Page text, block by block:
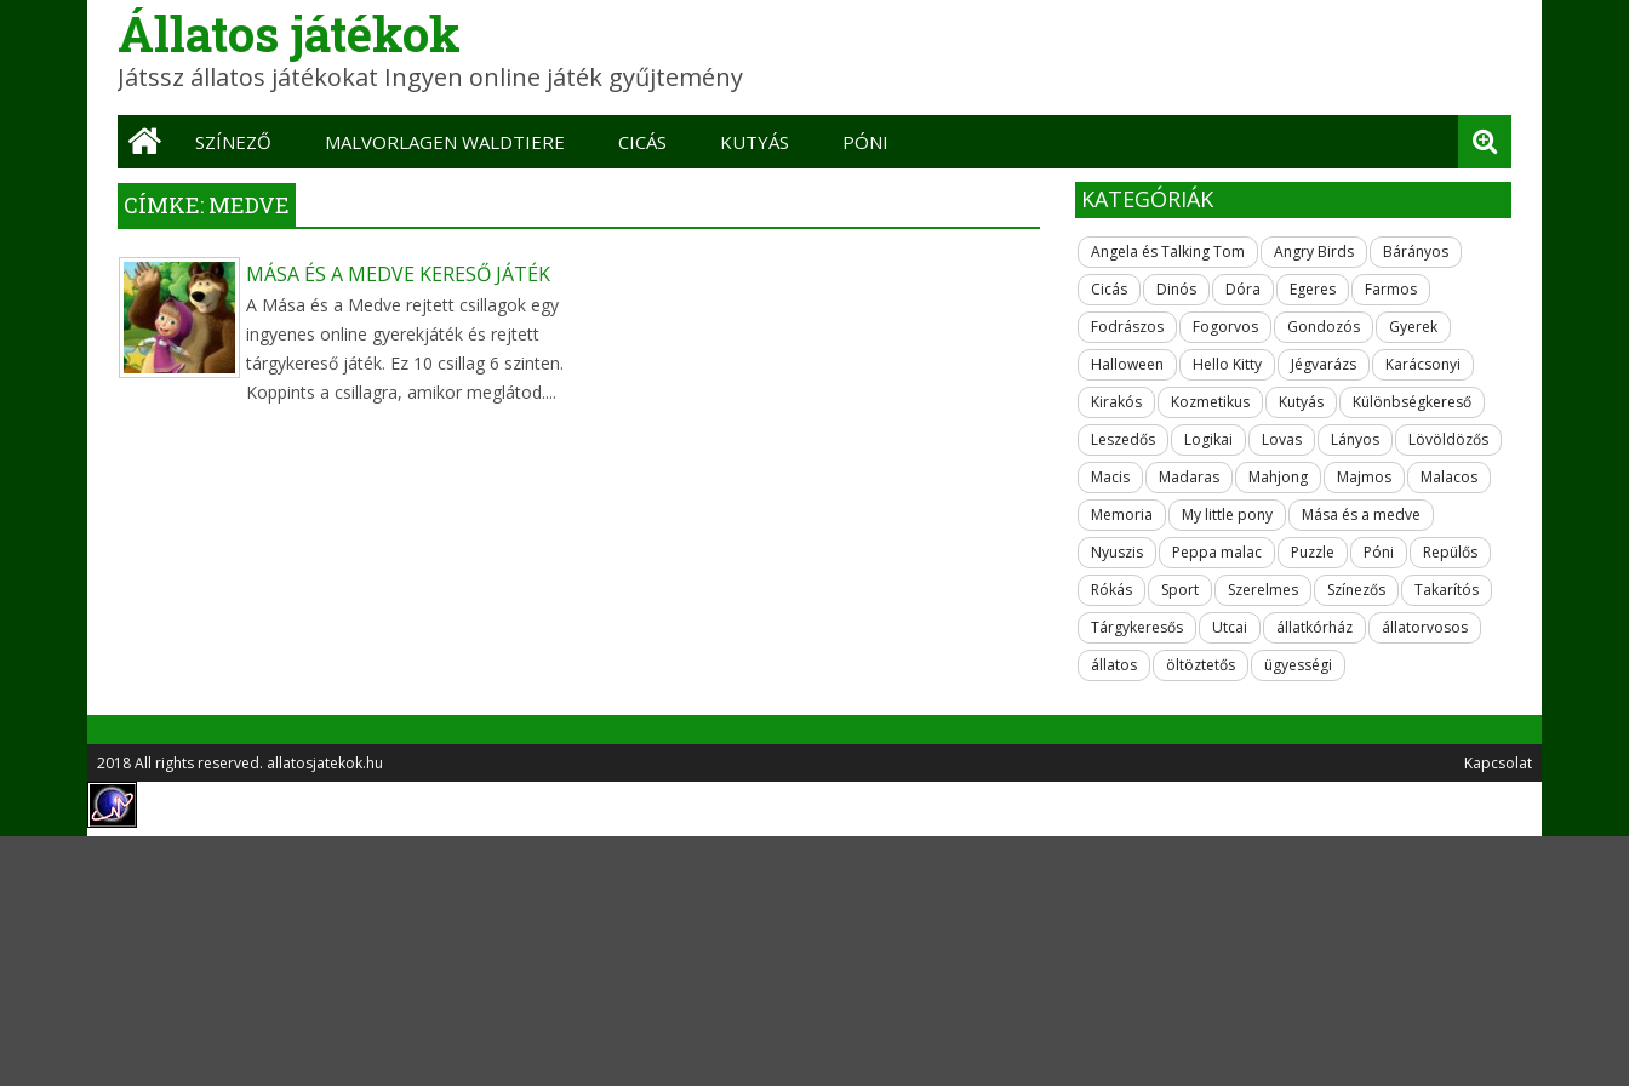
Állatos játékok
Játssz állatos játékokat Ingyen online játék gyűjtemény
Main menu
SZÍNEZŐ MALVORLAGEN WALDTIERE CICÁS KUTYÁS PÓNI
CÍMKE: MEDVE
MÁSA ÉS A MEDVE KERESŐ JÁTÉK
A Mása és a Medve rejtett csillagok egy
ingyenes online gyerekjáték és rejtett
tárgykereső játék. Ez 10 csillag 6 szinten.
Koppints a csillagra, amikor meglátod....
KATEGÓRIÁK
Angela és Talking Tom Angry Birds
Bárányos
Cicás
Dinós Dóra Egeres
Farmos
Fodrászos
Fogorvos Gondozós
Gyerek
Halloween
Hello Kitty Jégvarázs
Karácsonyi
Kirakós
Kozmetikus Kutyás
Különbségkereső
Leszedős
Logikai Lovas Lányos
Lövöldözős
Macis
Madaras Mahjong Majmos
Malacos
Memoria
My little pony
Mása és a medve
Nyuszis
Peppa malac Puzzle Póni
Repülős
Rókás
Sport Szerelmes Színezős
Takarítós
Tárgykeresős
Utcai állatkórház
állatorvosos
állatos
öltöztetős ügyességi
2018 All rights reserved. allatosjatekok.hu Kapcsolat